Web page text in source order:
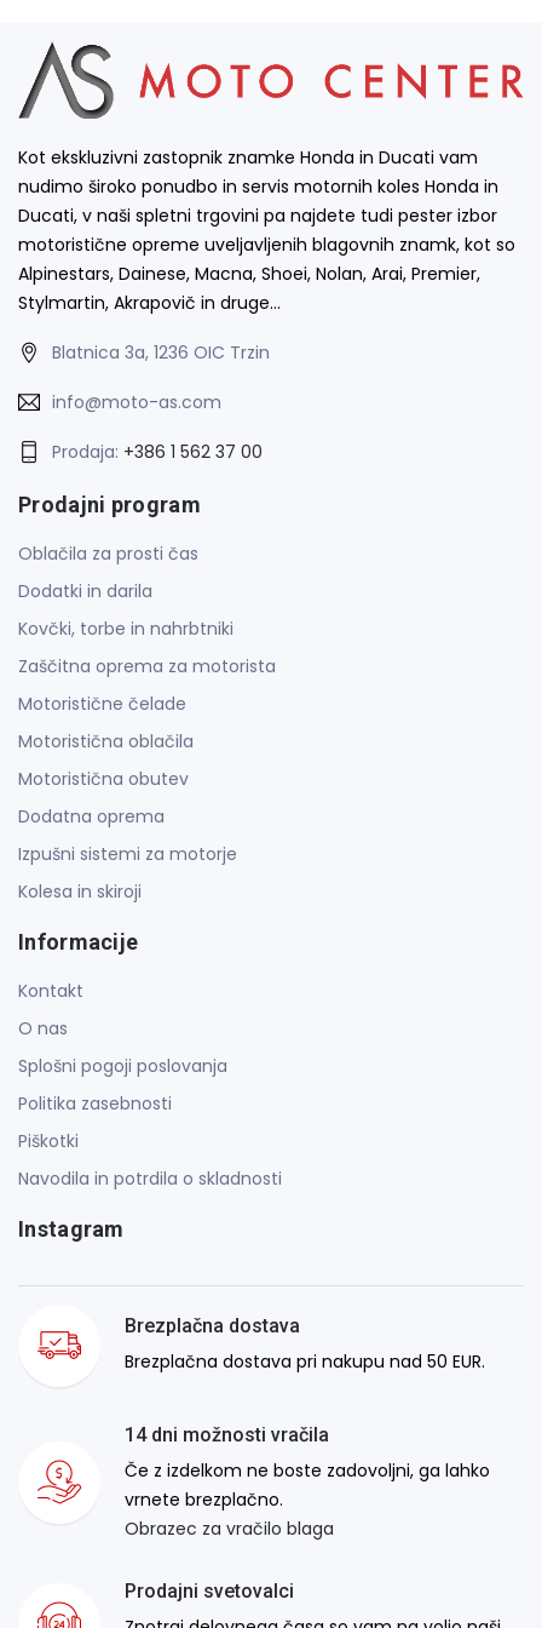
Kot ekskluzivni zastopnik znamke Honda in Ducati vam
nudimo široko ponudbo in servis motornih koles Honda in
Ducati, v naši spletni trgovini pa najdete tudi pester izbor
motoristične opreme uveljavljenih blagovnih znamk, kot so
Alpinestars, Dainese, Macna, Shoei, Nolan, Arai, Premier,
Stylmartin, Akrapovič in druge…
Blatnica 3a, 1236 OIC Trzin
info@moto-as.com
Prodaja: +386 1 562 37 00
Prodajni program
Oblačila za prosti čas
Dodatki in darila
Kovčki, torbe in nahrbtniki
Zaščitna oprema za motorista
Motoristične čelade
Motoristična oblačila
Motoristična obutev
Dodatna oprema
Izpušni sistemi za motorje
Kolesa in skiroji
Informacije
Kontakt
O nas
Splošni pogoji poslovanja
Politika zasebnosti
Piškotki
Navodila in potrdila o skladnosti
Instagram
Brezplačna dostava
Brezplačna dostava pri nakupu nad 50 EUR.
14 dni možnosti vračila
Če z izdelkom ne boste zadovoljni, ga lahko
vrnete brezplačno.
Obrazec za vračilo blaga
Prodajni svetovalci